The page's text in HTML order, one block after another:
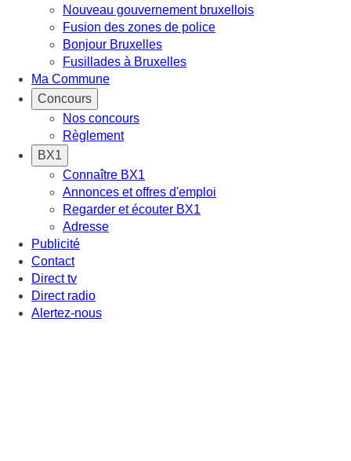
Nouveau gouvernement bruxellois
Fusion des zones de police
Bonjour Bruxelles
Fusillades à Bruxelles
Ma Commune
Concours
Nos concours
Règlement
BX1
Connaître BX1
Annonces et offres d'emploi
Regarder et écouter BX1
Adresse
Publicité
Contact
Direct tv
Direct radio
Alertez-nous